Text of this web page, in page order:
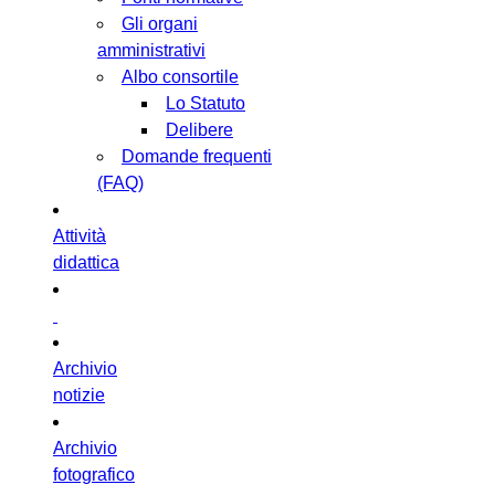
Gli organi
amministrativi
Albo consortile
Lo Statuto
Delibere
Domande frequenti
(FAQ)
Attività
didattica
Archivio
notizie
Archivio
fotografico